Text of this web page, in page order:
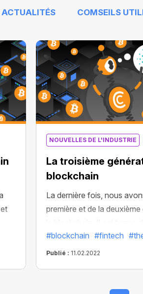
ACTUALITÉS COMSEILS
NOUVELLES DE L'INDUSTRIE
La troisième
blockchain
La dernière fois, nous
première et de la
la blockchain. Il est temps
suivante et de parler de la
génération.
#blockchain #fintech
Publié : 11.02.2022